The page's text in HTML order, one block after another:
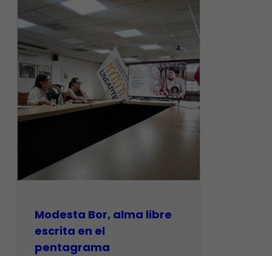
Modesta Bor, alma libre
escrita en el
pentagrama